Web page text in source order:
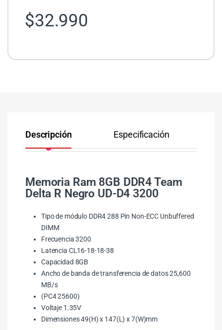
$32.990
Descripción Especificación
Memoria Ram 8GB DDR4 Team
Delta R Negro UD-D4 3200
Tipo de módulo DDR4 288 Pin Non-ECC Unbuffered
DIMM
Frecuencia 3200
Latencia CL16-18-18-38
Capacidad 8GB
Ancho de banda de transferencia de datos 25,600
MB/s
(PC4 25600)
Voltaje 1.35V
Dimensiones 49(H) x 147(L) x 7(W)mm